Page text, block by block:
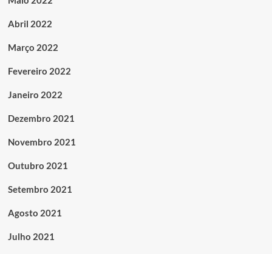
Abril 2022
Março 2022
Fevereiro 2022
Janeiro 2022
Dezembro 2021
Novembro 2021
Outubro 2021
Setembro 2021
Agosto 2021
Julho 2021